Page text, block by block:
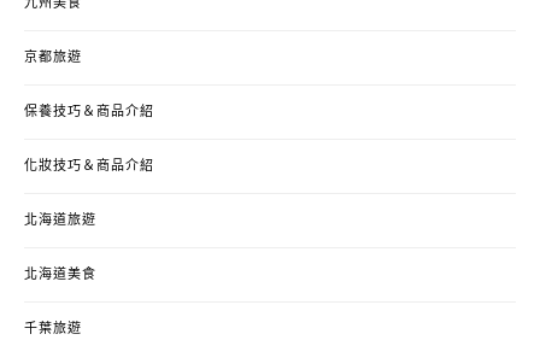
九州美食
京都旅遊
保養技巧＆商品介紹
化妝技巧＆商品介紹
北海道旅遊
北海道美食
千葉旅遊